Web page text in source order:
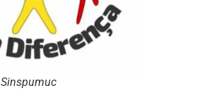
Sinspumuc